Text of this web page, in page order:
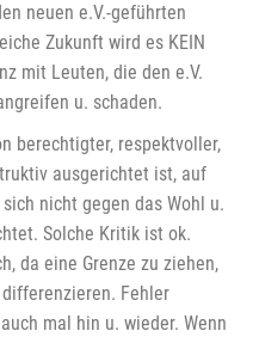
neuen e.V.-geführten
Zukunft wird es KEIN
mit Leuten, die den e.V.
u. schaden.
berechtigter, respektvoller,
ausgerichtet ist, auf
nicht gegen das Wohl u.
Solche Kritik ist ok.
da eine Grenze zu ziehen,
Fehler
mal hin u. wieder. Wenn